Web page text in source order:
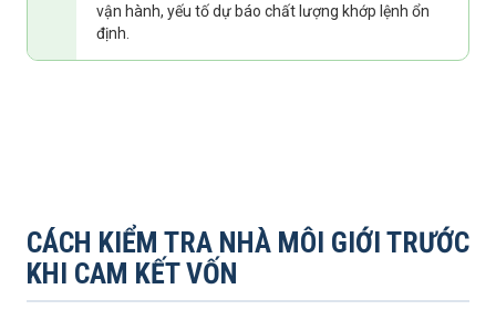
vận hành, yếu tố dự báo chất lượng khớp lệnh ổn
định.
CÁCH KIỂM TRA NHÀ MÔI GIỚI TRƯỚC
KHI CAM KẾT VỐN